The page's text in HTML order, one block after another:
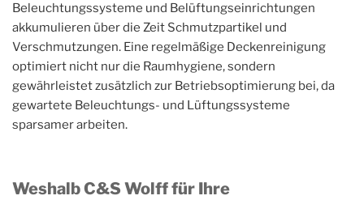
Beleuchtungssysteme und Belüftungseinrichtungen
akkumulieren über die Zeit Schmutzpartikel und
Verschmutzungen. Eine regelmäßige Deckenreinigung
optimiert nicht nur die Raumhygiene, sondern
gewährleistet zusätzlich zur Betriebsoptimierung bei, da
gewartete Beleuchtungs- und Lüftungssysteme
sparsamer arbeiten.
Weshalb C&S Wolff für Ihre